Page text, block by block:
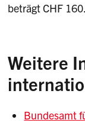
beträgt CHF
Weitere
Bundesamt